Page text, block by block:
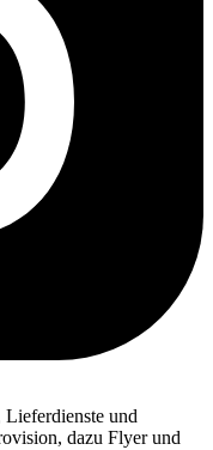
Lieferdienste und
dazu Flyer und